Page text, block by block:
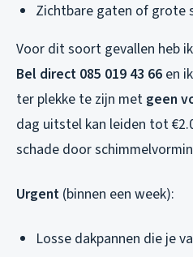
Zichtbare gaten of grote
Voor dit soort gevallen heb
Bel direct 085 019 43 66 en
ter plekke te zijn met geen
dag uitstel kan leiden tot
schade door
Urgent (binnen een week):
Losse dakpannen die je